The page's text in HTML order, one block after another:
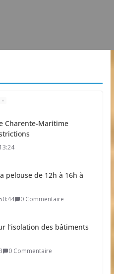
Charente-Maritime
pelouse de 12h à 16h à
0 Commentaire
l’isolation des bâtiments
0 Commentaire